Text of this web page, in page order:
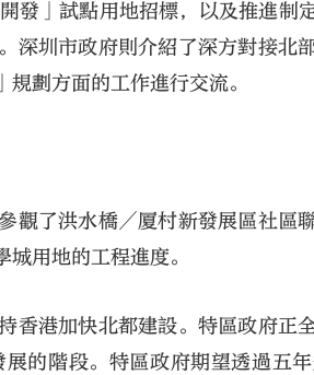
發」試點用地招標，以及推進制
深圳市政府則介紹了深方對接北
劃方面的工作進行交流。
觀了洪水橋／厦村新發展區社區
用地的工程進度。
香港加快北都建設。特區政府正
的階段。特區政府期望透過五